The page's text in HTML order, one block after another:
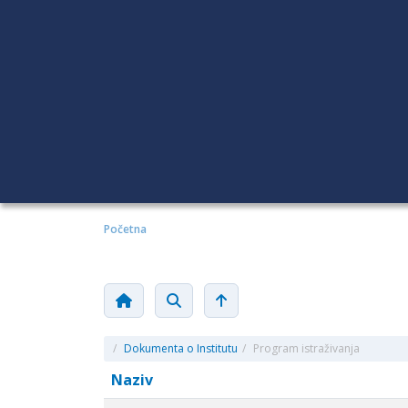
Početna
/ Dokumenta o Institutu / Program istraživanja
Naziv